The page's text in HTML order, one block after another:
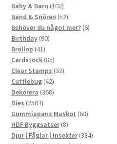
Baby & Barn 102102
produkter
Band & Snören 5252
produkter
Behöver du något mer? 66
Birthday 9090
Bröllop 4141
produkter
Cardstock 8585
produkter
Clear Stamps 3232
Cuttlebug 4242
produkter
Dekorera 368368
Dies 25032503
produkter
Gummiapans Maskot 6363
HDF Byggsatser 88
produkter
Djur | Fåglar | Insekter 384384